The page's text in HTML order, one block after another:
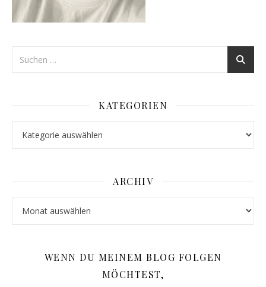
KATEGORIEN
ARCHIV
WENN DU MEINEM BLOG FOLGEN
MÖCHTEST,